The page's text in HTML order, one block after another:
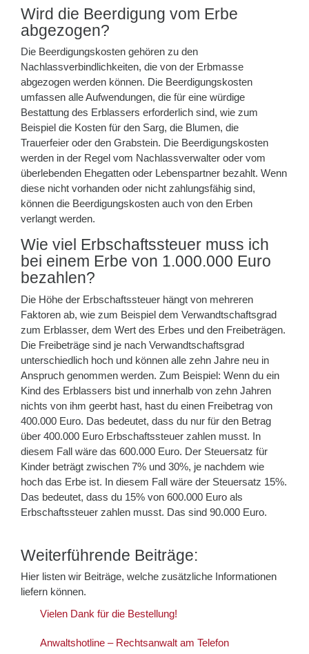
Wird die Beerdigung vom Erbe
abgezogen?
Die Beerdigungskosten gehören zu den
Nachlassverbindlichkeiten, die von der Erbmasse
abgezogen werden können. Die Beerdigungskosten
umfassen alle Aufwendungen, die für eine würdige
Bestattung des Erblassers erforderlich sind, wie zum
Beispiel die Kosten für den Sarg, die Blumen, die
Trauerfeier oder den Grabstein. Die Beerdigungskosten
werden in der Regel vom Nachlassverwalter oder vom
überlebenden Ehegatten oder Lebenspartner bezahlt. Wenn
diese nicht vorhanden oder nicht zahlungsfähig sind,
können die Beerdigungskosten auch von den Erben
verlangt werden.
Wie viel Erbschaftssteuer muss ich
bei einem Erbe von 1.000.000 Euro
bezahlen?
Die Höhe der Erbschaftssteuer hängt von mehreren
Faktoren ab, wie zum Beispiel dem Verwandtschaftsgrad
zum Erblasser, dem Wert des Erbes und den Freibeträgen.
Die Freibeträge sind je nach Verwandtschaftsgrad
unterschiedlich hoch und können alle zehn Jahre neu in
Anspruch genommen werden. Zum Beispiel: Wenn du ein
Kind des Erblassers bist und innerhalb von zehn Jahren
nichts von ihm geerbt hast, hast du einen Freibetrag von
400.000 Euro. Das bedeutet, dass du nur für den Betrag
über 400.000 Euro Erbschaftssteuer zahlen musst. In
diesem Fall wäre das 600.000 Euro. Der Steuersatz für
Kinder beträgt zwischen 7% und 30%, je nachdem wie
hoch das Erbe ist. In diesem Fall wäre der Steuersatz 15%.
Das bedeutet, dass du 15% von 600.000 Euro als
Erbschaftssteuer zahlen musst. Das sind 90.000 Euro.
Weiterführende Beiträge:
Hier listen wir Beiträge, welche zusätzliche Informationen
liefern können.
Vielen Dank für die Bestellung!
Anwaltshotline – Rechtsanwalt am Telefon